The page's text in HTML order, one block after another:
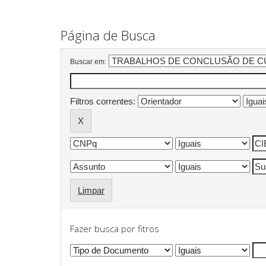
Página de Busca
Buscar em:
Filtros correntes:
Limpar
Fazer busca por fitros